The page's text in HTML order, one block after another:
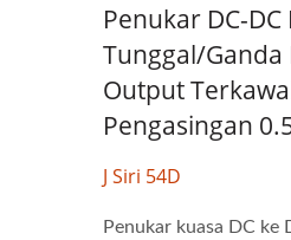
Penukar DC-DC
Tunggal/Ganda
Output
Pengasingan
J Siri 54D
Penukar kuasa DC ke